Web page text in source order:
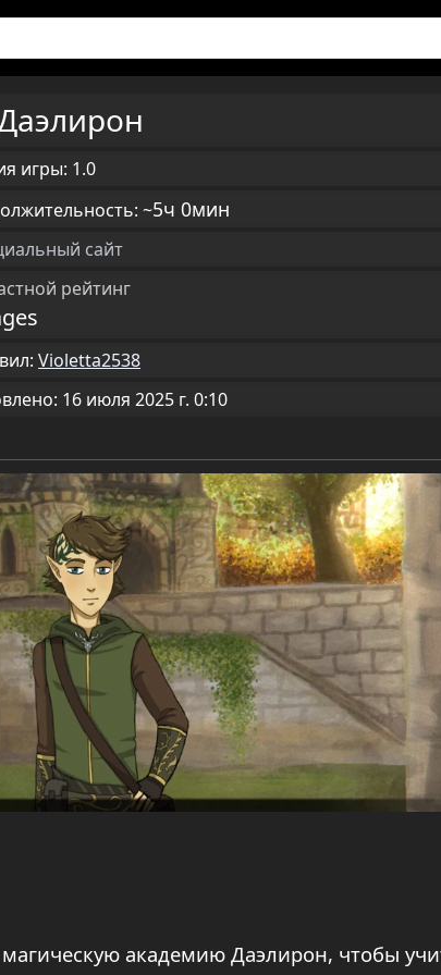
игры: 1.0
~5ч 0мин
сайт
рейтинг
Violetta2538
16 июля 2025 г. 0:10
академию Даэлирон, чтобы